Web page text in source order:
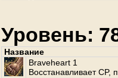
Уровень:
Название
Braveheart 1
Восстанавливает